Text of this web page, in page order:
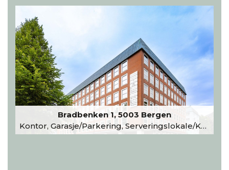
Bradbenken 1, 5003 Bergen
Kontor, Garasje/Parkering, Serveringslokale/Kantine, Undervisning/Arrangement